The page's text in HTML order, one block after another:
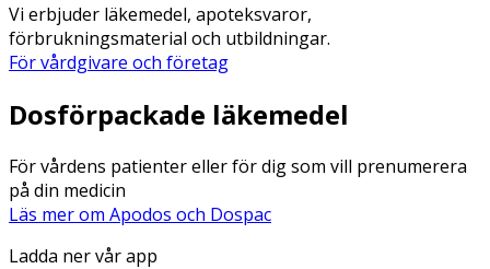
Vi erbjuder läkemedel, apoteksvaror,
förbrukningsmaterial och utbildningar.
För vårdgivare och företag
Dosförpackade läkemedel
För vårdens patienter eller för dig som vill prenumerera
på din medicin
Läs mer om Apodos och Dospac
Ladda ner vår app